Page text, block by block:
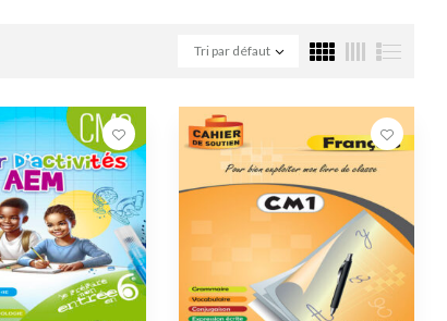
Tri par défaut